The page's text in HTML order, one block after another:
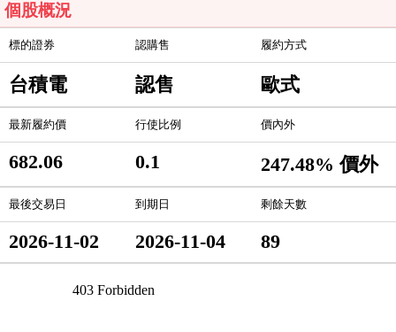
個股概況
標的證券 認購售 履約方式
台積電 認售 歐式
最新履約價 行使比例 價內外
682.06 0.1 247.48% 價外
最後交易日 到期日 剩餘天數
2026-11-02 2026-11-04 89